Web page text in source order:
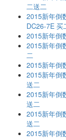
二送二
2015新年倒
DC26-7E 买
2015新年倒
2015新年倒
二
2015新年倒
2015新年倒
送二
2015新年倒
送二
2015新年倒
送二
2015新年倒